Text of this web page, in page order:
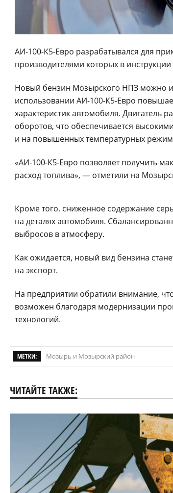
АИ-100-К5-Евро разрабатывался для
производителями которых в
Новый бензин Мозырского НПЗ можно
использовании АИ-100-К5-Евро
характеристик автомобиля. Двигатель
оборотов, что обеспечивается
и на повышенных температурных
«АИ-100-К5-Евро позволяет получить
расход топлива», — отметили на
Кроме того, сниженное содержание
на деталях автомобиля.
выбросов в атмосферу.
Как ожидается, новый вид бензина
на экспорт.
На предприятии обратили внимание,
возможен благодаря модернизации
технологий.
МЕТКИ: Мозырь и Мозырский район
ЧИТАЙТЕ ТАКЖЕ: